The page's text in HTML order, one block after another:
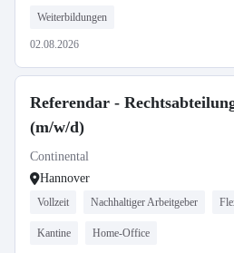
Weiterbildungen
02.08.2026
Referendar -
(m/w/d)
Continental
Hannover
Vollzeit Nachhaltiger Arbeitgeber
Kantine Home-Office